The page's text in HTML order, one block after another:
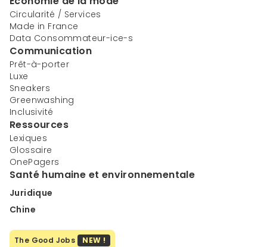
Circularité / Services
Made in France
Data Consommateur-ice-s
Communication
Prêt-à-porter
Luxe
Sneakers
Greenwashing
Inclusivité
Ressources
Lexiques
Glossaire
OnePagers
Santé humaine et environnementale
Juridique
Chine
The Good Jobs NEW !